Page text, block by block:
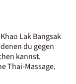
Lak Bangsak
du gegen
kannst.
Thai-Massage.